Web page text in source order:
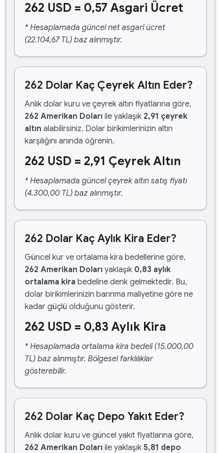
262 USD = 0,57 Asgari Ücret
* Hesaplamada güncel net asgari ücret
(22.104,67 TL) baz alınmıştır.
262 Dolar Kaç Çeyrek Altın Eder?
Anlık dolar kuru ve çeyrek altın fiyatlarına göre,
262 Amerikan Doları ile yaklaşık 2,91 çeyrek
altın alabilirsiniz. Dolar birikimlerinizin altın
karşılığını anında öğrenin.
262 USD = 2,91 Çeyrek Altın
* Hesaplamada güncel çeyrek altın satış fiyatı
(4.300,00 TL) baz alınmıştır.
262 Dolar Kaç Aylık Kira Eder?
Güncel kur ve ortalama kira bedellerine göre,
262 Amerikan Doları yaklaşık 0,83 aylık
ortalama kira bedeline denk gelmektedir. Bu,
dolar birikimlerinizin barınma maliyetine göre ne
kadar güçlü olduğunu gösterir.
262 USD = 0,83 Aylık Kira
* Hesaplamada ortalama kira bedeli (15.000,00
TL) baz alınmıştır. Bölgesel farklılıklar
gösterebilir.
262 Dolar Kaç Depo Yakıt Eder?
Anlık dolar kuru ve güncel yakıt fiyatlarına göre,
262 Amerikan Doları ile yaklaşık 5,81 depo